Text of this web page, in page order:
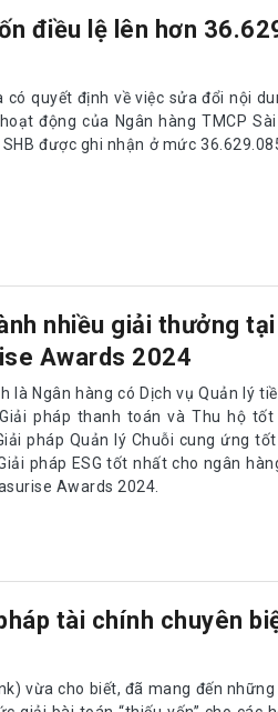
điều lệ lên hơn
có quyết định về việc sửa đổi nội
động của Ngân hàng TMCP Sài
được ghi nhận ở mức
nhiều giải thưởng tại
Awards 2024
là Ngân hàng có Dịch vụ Quản lý
pháp thanh toán và Thu hộ
pháp Quản lý Chuỗi cung ứng
pháp ESG tốt nhất cho ngân
Awards 2024.
tài chính chuyên
vừa cho biết, đã mang đến